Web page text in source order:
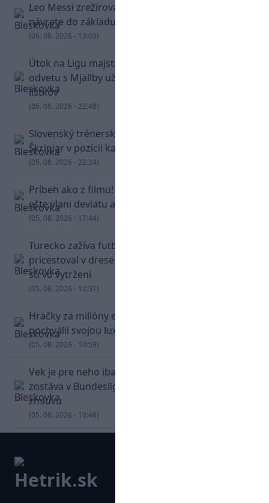
Leo Messi zrežíroval obrat Interu Miami, pri
návrate do základu strelil dva góly
(06. 08. 2026 - 13:03)
Útok na Ligu majstrov láka! Slovan hlási na
odvetu s Mjällby už viac ako 13-tisíc predaných
lístkov
(05. 08. 2026 - 22:48)
Slovenský trénerský súboj pre Borbélyho,
Škriniar v pozícii kapitána potiahol Fenerbahce
(05. 08. 2026 - 22:24)
Príbeh ako z filmu! Hrdina Slovana Kianga hral
ešte vlani deviatu anglickú ligu
(05. 08. 2026 - 17:44)
Turecko zažíva futbalové šialenstvo! Salah
pricestoval v drese Trabzonsporu, fanúšikovia
sú vo vytržení
(05. 08. 2026 - 12:31)
Hračky za milióny eur! Cristiano Ronaldo sa
pochválil svojou luxusnou zbierkou áut
(05. 08. 2026 - 10:59)
Vek je pre neho iba číslo! Štyridsaťročný Džeko
zostáva v Bundeslige, so Schalke predĺžil
zmluvu
(05. 08. 2026 - 10:46)